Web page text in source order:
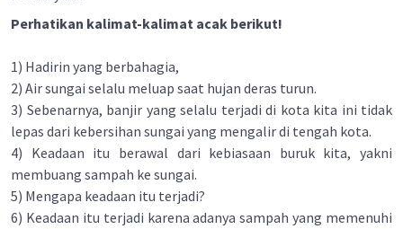
Perhatikan kalimat-kalimat acak berikut!
1) Hadirin yang berbahagia,
2) Air sungai selalu meluap saat hujan deras turun.
3) Sebenarnya, banjir yang selalu terjadi di kota kita ini tidak
lepas dari kebersihan sungai yang mengalir di tengah kota.
4) Keadaan itu berawal dari kebiasaan buruk kita, yakni
membuang sampah ke sungai.
5) Mengapa keadaan itu terjadi?
6) Keadaan itu terjadi karena adanya sampah yang memenuhi